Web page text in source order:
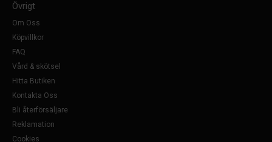
Övrigt
Om Oss
Köpvillkor
FAQ
Vård & skötsel
Hitta Butiken
Kontakta Oss
Bli återförsäljare
Reklamation
Cookies